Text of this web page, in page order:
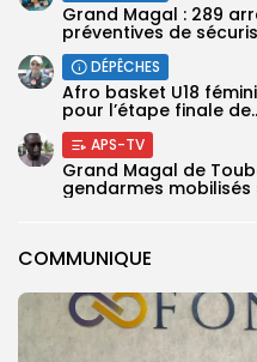
COMMUNIQUE
Grand Magal : 289
préventives de
DÉPÊCHES
‎Afro basket U18
pour l’étape finale
APS-TV
Grand Magal de
gendarmes mobilisés